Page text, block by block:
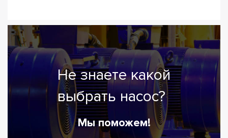
Не знаете какой
выбрать насос?
Мы поможем!